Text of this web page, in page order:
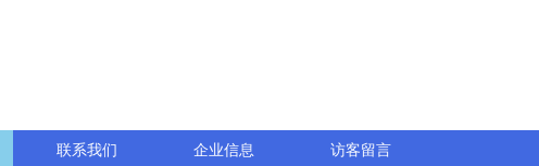
联系我们 企业信息 访客留言